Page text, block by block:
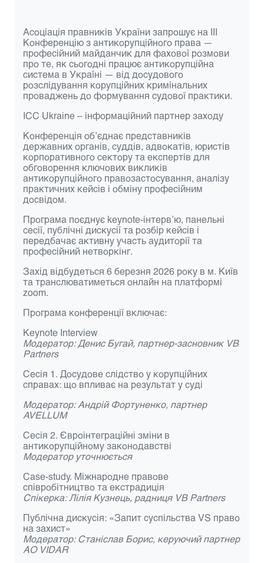
Асоціація правників України запрошує на ІІІ
Конференцію з антикорупційного права —
професійний майданчик для фахової розмови
про те, як сьогодні працює антикорупційна
система в Україні — від досудового
розслідування корупційних кримінальних
проваджень до формування судової практики.
ICC Ukraine – інформаційний партнер заходу
Конференція об’єднає представників
державних органів, суддів, адвокатів, юристів
корпоративного сектору та експертів для
обговорення ключових викликів
антикорупційного правозастосування, аналізу
практичних кейсів і обміну професійним
досвідом.
Програма поєднує keynote-інтерв’ю, панельні
сесії, публічні дискусії та розбір кейсів і
передбачає активну участь аудиторії та
професійний нетворкінг.
Захід відбудеться 6 березня 2026 року в м. Київ
та транслюватиметься онлайн на платформі
zoom.
Програма конференції включає:
Keynote Interview
Модератор: Денис Бугай, партнер-засновник VB
Partners
Сесія 1. Досудове слідство у корупційних
справах: що впливає на результат у суді
Модератор: Андрій Фортуненко, партнер
AVELLUM
Сесія 2. Євроінтеграційні зміни в
антикорупційному законодавстві
Модератор уточнюється
Case-study. Міжнародне правове
співробітництво та екстрадиція
Спікерка: Лілія Кузнець, радниця VB Partners
Публічна дискусія: «Запит суспільства VS право
на захист»
Модератор: Станіслав Борис, керуючий партнер
АО VIDAR